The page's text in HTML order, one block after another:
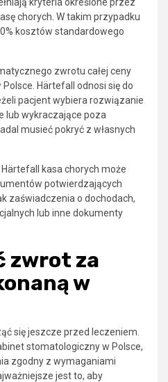
chorych. W takim przypadku
kosztów standardowego
zwrotu całej ceny
Härtefall odnosi się do
pacjent wybiera rozwiązanie
lub wykraczające poza
musieć pokryć z własnych
kasa chorych może
potwierdzających
zaświadczenia o dochodach,
lub inne dokumenty
zwrot za
w
się jeszcze przed leczeniem.
stomatologiczny w Polsce,
zgodny z wymaganiami
jest to, aby